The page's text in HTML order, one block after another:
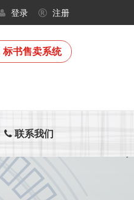
登录 注册
标书售卖系统
联系我们